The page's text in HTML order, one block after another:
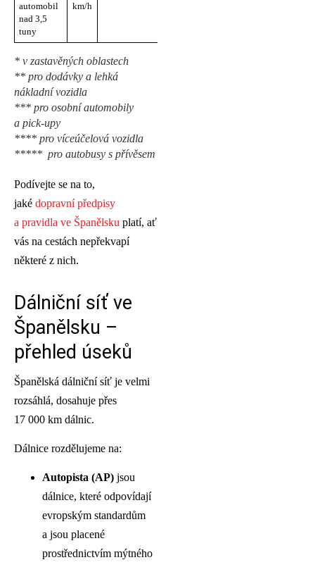
automobil
nad 3,5
tuny
km/h
* v zastavěných oblastech
** pro dodávky a lehká
nákladní vozidla
*** pro osobní automobily
a pick-upy
**** pro víceúčelová vozidla
***** pro autobusy s přívěsem
Podívejte se na to,
jaké dopravní předpisy
a pravidla ve Španělsku platí, ať
vás na cestách nepřekvapí
některé z nich.
Dálniční síť ve
Španělsku –
přehled úseků
Španělská dálniční síť je velmi
rozsáhlá, dosahuje přes
17 000 km dálnic.
Dálnice rozdělujeme na:
Autopista (AP) jsou
dálnice, které odpovídají
evropským standardům
a jsou placené
prostřednictvím mýtného